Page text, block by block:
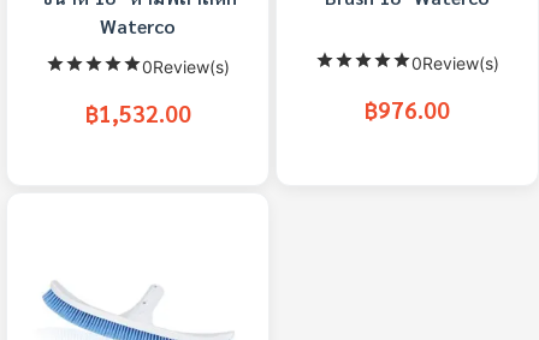
Waterco
0Review(s)
฿1,532.00
0Review(s)
฿976.00